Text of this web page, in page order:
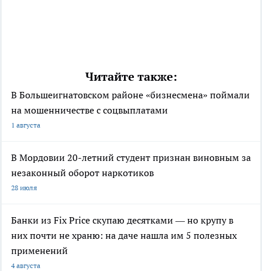
Читайте также:
В Большеигнатовском районе «бизнесмена» поймали
на мошенничестве с соцвыплатами
1 августа
В Мордовии 20-летний студент признан виновным за
незаконный оборот наркотиков
28 июля
Банки из Fix Price скупаю десятками — но крупу в
них почти не храню: на даче нашла им 5 полезных
применений
4 августа